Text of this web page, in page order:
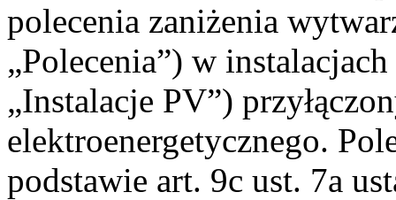
polecenia zaniżenia
„Polecenia”) w
„Instalacje PV”)
elektroenergetycznego.
podstawie art. 9c ust. 7a